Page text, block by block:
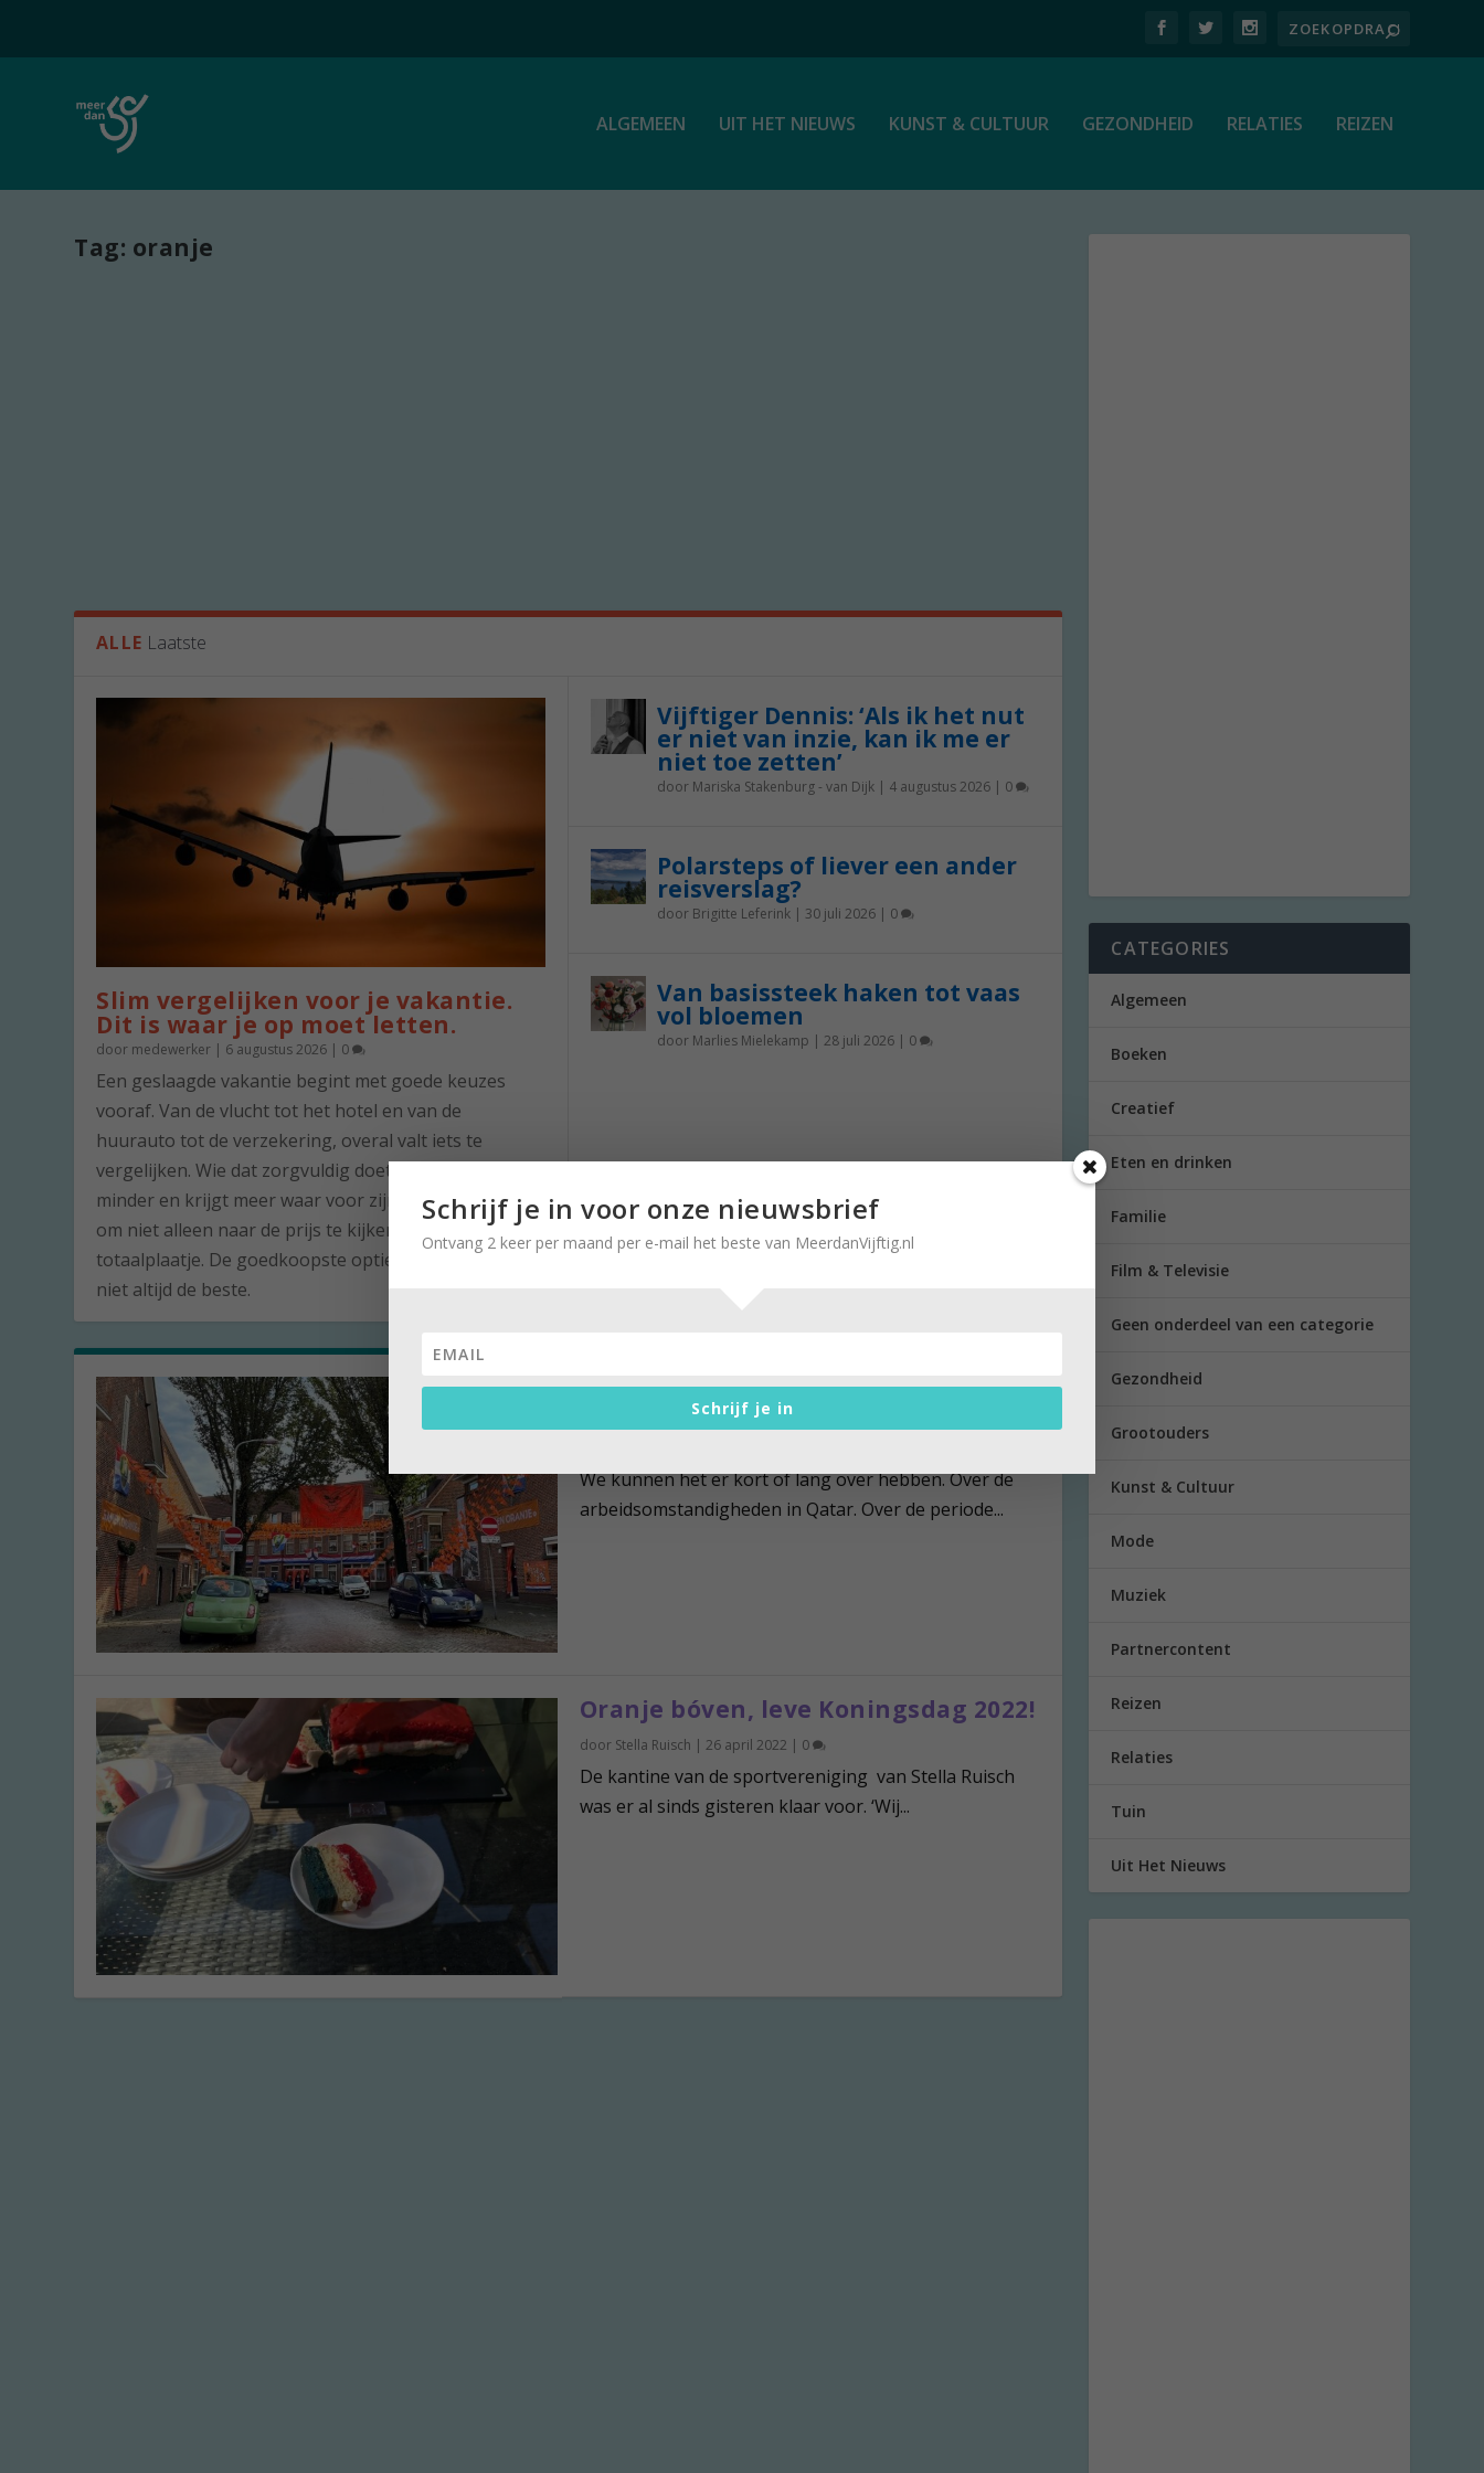
ALGEMEEN UIT HET NIEUWS KUNST & CULTUUR GEZONDHEID RELATIES REIZEN
Tag: oranje
ALLE Laatste
Slim vergelijken voor je vakantie.
Dit is waar je op moet letten.
door medewerker | 6 augustus 2026 | 0
Een geslaagde vakantie begint met goede keuzes
vooraf. Van de vlucht tot het hotel en van de
huurauto tot de verzekering, overal valt iets te
vergelijken. Wie dat zorgvuldig doet, betaalt vaak
minder en krijgt meer waar voor zijn geld. De kunst is
om niet alleen naar de prijs te kijken, maar naar het
totaalplaatje. De goedkoopste optie is namelijk lang
niet altijd de beste.
Vijftiger Dennis: ‘Als ik het nut
er niet van inzie, kan ik me er
niet toe zetten’
door Mariska Stakenburg - van Dijk| 4 augustus 2026| 0
Polarsteps of liever een ander
reisverslag?
door Brigitte Leferink| 30 juli 2026| 0
Van basissteek haken tot vaas
vol bloemen
door Marlies Mielekamp | 28 juli 2026| 0
Met het oog op WK Voetbal in
We kunnen het er kort of lang over hebben. Over de
arbeidsomstandigheden in Qatar. Over de periode...
Oranje bóven, leve Koningsdag 2022!
door Stella Ruisch | 26 april 2022 | 0
De kantine van de sportvereniging van Stella Ruisch
was er al sinds gisteren klaar voor. ‘Wij...
CATEGORIES
Algemeen
Boeken
Creatief
Eten en drinken
Familie
Film & Televisie
Geen onderdeel van een categorie
Gezondheid
Grootouders
Kunst & Cultuur
Mode
Muziek
Partnercontent
Reizen
Relaties
Tuin
Uit Het Nieuws
Schrijf je in voor onze nieuwsbrief
Ontvang 2 keer per maand per e-mail het beste van MeerdanVijftig.nl
Schrijf je in